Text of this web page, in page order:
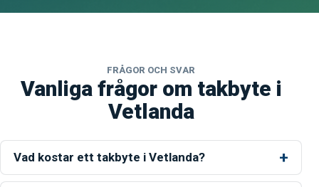
FRÅGOR OCH SVAR
Vanliga frågor om takbyte i
Vetlanda
Vad kostar ett takbyte i Vetlanda?